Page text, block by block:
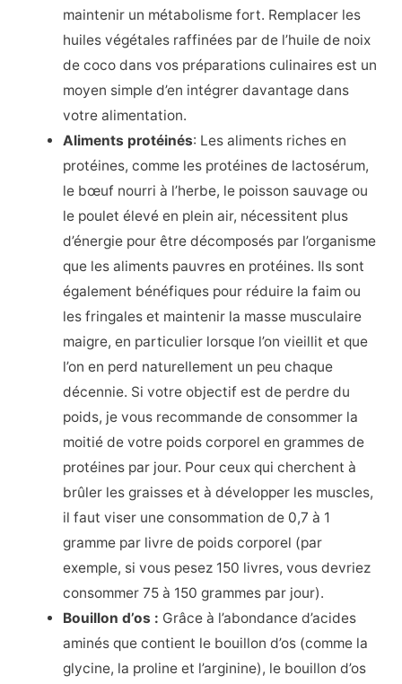
maintenir un métabolisme fort. Remplacer les
huiles végétales raffinées par de l’huile de noix
de coco dans vos préparations culinaires est un
moyen simple d’en intégrer davantage dans
votre alimentation.
Aliments protéinés: Les aliments riches en
protéines, comme les protéines de lactosérum,
le bœuf nourri à l’herbe, le poisson sauvage ou
le poulet élevé en plein air, nécessitent plus
d’énergie pour être décomposés par l’organisme
que les aliments pauvres en protéines. Ils sont
également bénéfiques pour réduire la faim ou
les fringales et maintenir la masse musculaire
maigre, en particulier lorsque l’on vieillit et que
l’on en perd naturellement un peu chaque
décennie. Si votre objectif est de perdre du
poids, je vous recommande de consommer la
moitié de votre poids corporel en grammes de
protéines par jour. Pour ceux qui cherchent à
brûler les graisses et à développer les muscles,
il faut viser une consommation de 0,7 à 1
gramme par livre de poids corporel (par
exemple, si vous pesez 150 livres, vous devriez
consommer 75 à 150 grammes par jour).
Bouillon d’os : Grâce à l’abondance d’acides
aminés que contient le bouillon d’os (comme la
glycine, la proline et l’arginine), le bouillon d’os